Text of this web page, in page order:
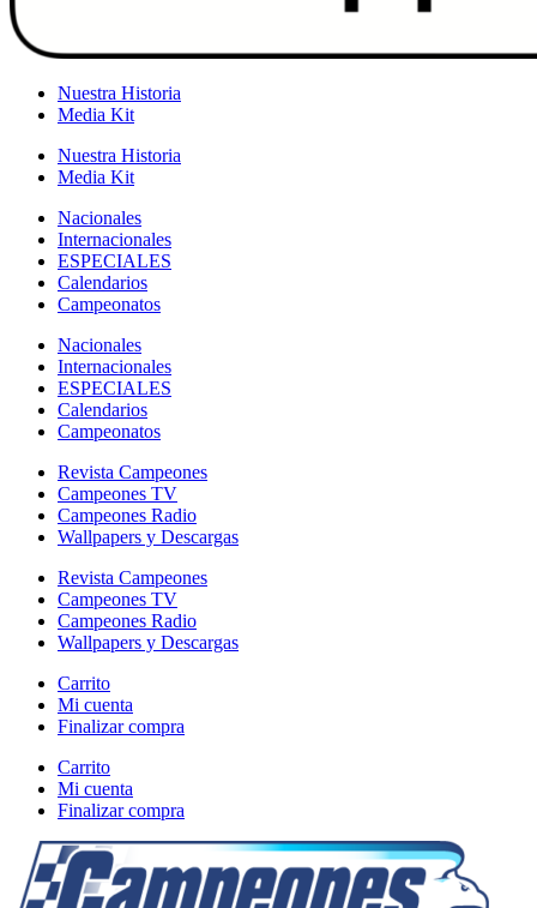
Nuestra Historia
Media Kit
Nuestra Historia
Media Kit
Nacionales
Internacionales
ESPECIALES
Calendarios
Campeonatos
Nacionales
Internacionales
ESPECIALES
Calendarios
Campeonatos
Revista Campeones
Campeones TV
Campeones Radio
Wallpapers y Descargas
Revista Campeones
Campeones TV
Campeones Radio
Wallpapers y Descargas
Carrito
Mi cuenta
Finalizar compra
Carrito
Mi cuenta
Finalizar compra